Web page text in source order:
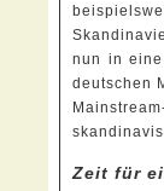
nun in
deutschen
Zeit für